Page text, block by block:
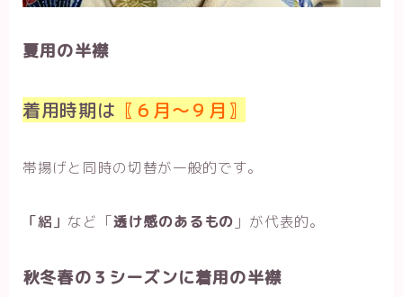
夏用の半襟
着用時期は 〖６月～９月〗
帯揚げと同時の切替が一般的です。
「絽」 など「透け感のあるもの 」が代表的。
秋冬春の３シーズンに着用の半襟